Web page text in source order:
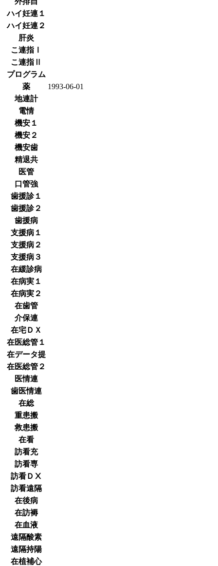
ハイ妊連１
ハイ妊連２
肝炎
こ連指Ⅰ
こ連指Ⅱ
プログラム
薬
1993-06-01
地連計
電情
機安１
機安２
機安歯
精退共
医管
口管強
歯援診１
歯援診２
歯援病
支援病１
支援病２
支援病３
在緩診病
在病実１
在病実２
在歯管
介保連
在宅ＤＸ
在医総管１
在データ提
在医総管２
医情連
歯医情連
在総
重患搬
救患搬
在看
訪看充
訪看専
訪看ＤⅩ
訪看遠隔
在後病
在訪褥
在血液
遠隔酸素
遠隔持陽
在植補心